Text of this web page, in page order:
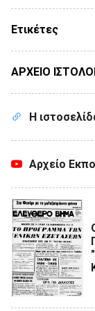
Ετικέτες
ΑΡΧΕΙΟ
Η
Αρχείο